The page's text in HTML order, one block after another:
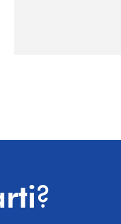
?